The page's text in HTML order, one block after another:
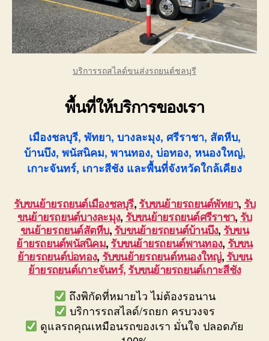
บริการรถสไลด์ขนส่งรถยนต์ชลบุรี
พื้นที่ให้บริการของเรา
เมืองชลบุรี, พัทยา, บางละมุง, ศรีราชา, สัตหีบ,
บ้านบึง, พนัสนิคม, พานทอง, บ่อทอง, หนองใหญ่,
เกาะจันทร์, เกาะสีชัง และพื้นที่จังหวัดใกล้เคียง
รับขนย้ายรถยนต์เมืองชลบุรี,รับขนย้ายรถยนต์พัทยา, รับ
ขนย้ายรถยนต์บางละมุง, รับขนย้ายรถยนต์ศรีราชา, รับ
ขนย้ายรถยนต์สัตหีบ,รับขนย้ายรถยนต์บ้านบึง, รับขน
ย้ายรถยนต์พนัสนิคม,รับขนย้ายรถยนต์พานทอง, รับขน
ย้ายรถยนต์บ่อทอง, รับขนย้ายรถยนต์หนองใหญ่,รับขน
ย้ายรถยนต์เกาะจันทร์,รับขนย้ายรถยนต์เกาะสีชัง
ถึงพิกัดที่หมายไว ไม่ต้องรอนาน
บริการรถสไลด์/รถยก ครบวงจร
ดูแลรถคุณเหมือนรถของเรา มั่นใจ ปลอดภัย